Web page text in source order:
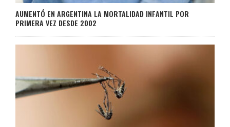
AUMENTÓ EN ARGENTINA LA MORTALIDAD INFANTIL POR
PRIMERA VEZ DESDE 2002